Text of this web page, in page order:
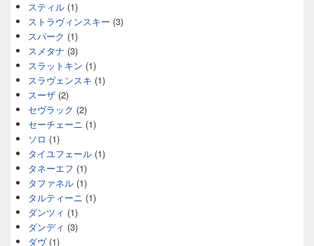
スティル (1)
ストラヴィンスキー (3)
スパーク (1)
スメタナ (3)
スラットキン (1)
スラヴェンスキ (1)
スーザ (2)
セヴラック (2)
セーチェーニ (1)
ソロ (1)
タイユフェール (1)
タネーエフ (1)
タファネル (1)
タルティーニ (1)
ダンツィ (1)
ダンディ (3)
ダヴ(1)